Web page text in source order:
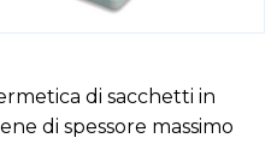
di sacchetti in
di spessore massimo